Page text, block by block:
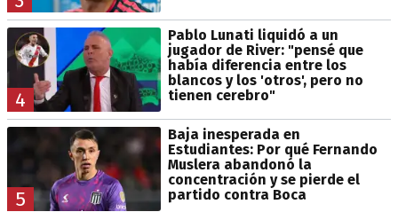
4
Pablo Lunati liquidó a un
jugador de River: "pensé que
había diferencia entre los
blancos y los 'otros', pero no
tienen cerebro"
5
Baja inesperada en
Estudiantes: Por qué Fernando
Muslera abandonó la
concentración y se pierde el
partido contra Boca